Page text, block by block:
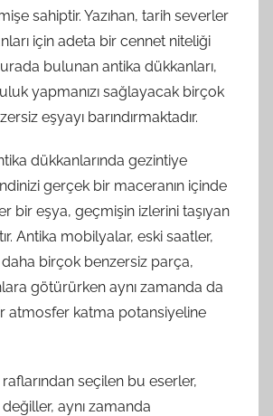
sahiptir. Yazıhan, tarih severler
için adeta bir cennet niteliği
bulunan antika dükkanları,
yapmanızı sağlayacak birçok
eşyayı barındırmaktadır.
dükkanlarında gezintiye
gerçek bir maceranın içinde
bir eşya, geçmişin izlerini taşıyan
Antika mobilyalar, eski saatler,
daha birçok benzersiz parça,
götürürken aynı zamanda da
atmosfer katma potansiyeline
seçilen bu eserler,
aynı zamanda